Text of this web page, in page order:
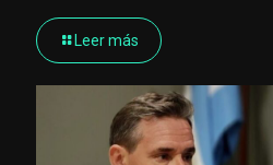
Leer más